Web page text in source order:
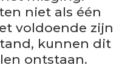
niet als één
voldoende zijn
kunnen dit
ontstaan.